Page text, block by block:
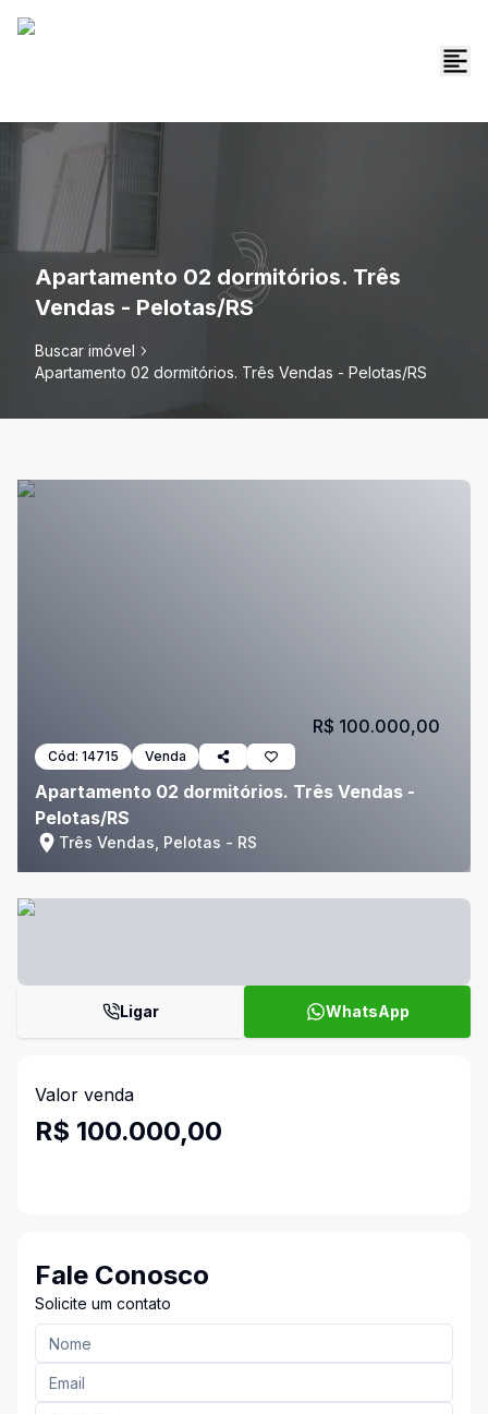
Apartamento 02 dormitórios. Três
Vendas - Pelotas/RS
Buscar imóvel
Apartamento 02 dormitórios. Três Vendas - Pelotas/RS
Cód: 14715 Venda
Apartamento 02 dormitórios. Três Vendas -
Pelotas/RS
Três Vendas, Pelotas - RS
R$ 100.000,00
Ligar WhatsApp
Valor venda
R$ 100.000,00
Fale Conosco
Solicite um contato